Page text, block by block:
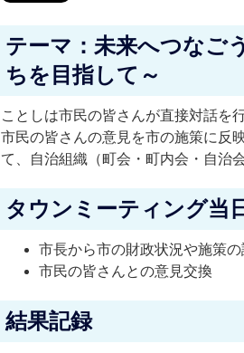
テーマ：未来へつなご
ちを目指して～
ことしは市民の皆さんが直接対話を
市民の皆さんの意見を市の施策に反
て、自治組織（町会・町内会・自治
タウンミーティング当
市長から市の財政状況や施策の
市民の皆さんとの意見交換
結果記録